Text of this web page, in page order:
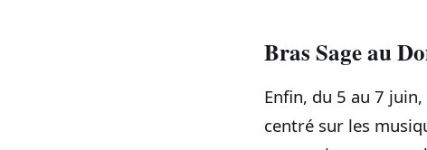
Bras Sage au
Enfin, du 5 au 7 juin,
centré sur les